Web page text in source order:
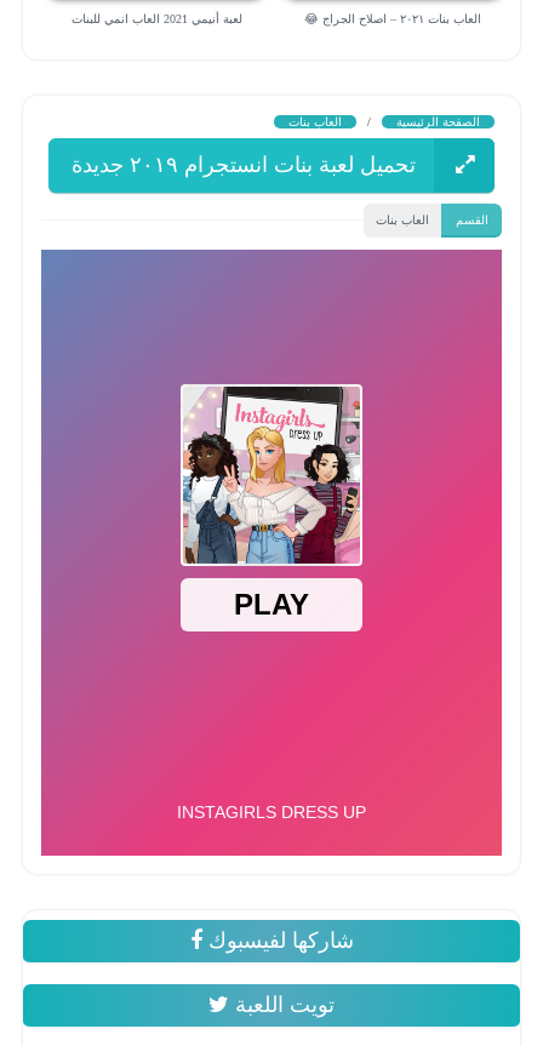
العاب بنات ٢٠٢١ – اصلاح الجراج 😂 لعبة أنيمي 2021 العاب انمي للبنات
الصفحة الرئيسية / العاب بنات
تحميل لعبة بنات انستجرام ٢٠١٩ جديدة
القسم العاب بنات
شاركها لفيسبوك
تويت اللعبة